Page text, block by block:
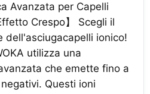
Avanzata per Capelli
Crespo】 Scegli il
dell'asciugacapelli ionico!
utilizza una
che emette fino a
Questi ioni